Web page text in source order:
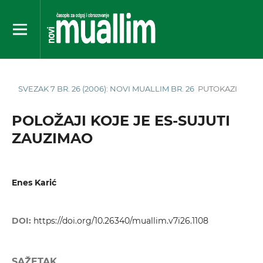
SVEZAK 7 BR. 26 (2006): NOVI MUALLIM BR. 26 PUTOKAZI
POLOŽAJI KOJE JE ES-SUJUTI
ZAUZIMAO
Enes Karić
DOI: https://doi.org/10.26340/muallim.v7i26.1108